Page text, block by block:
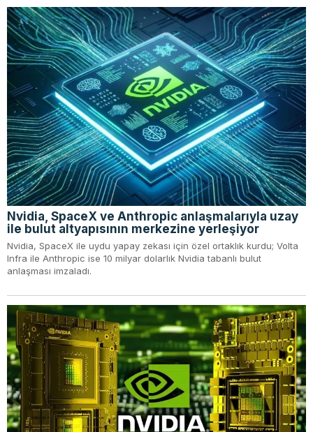
Nvidia, SpaceX ve Anthropic anlaşmalarıyla uzay
ile bulut altyapısının merkezine yerleşiyor
Nvidia, SpaceX ile uydu yapay zekası için özel ortaklık kurdu; Volta
Infra ile Anthropic ise 10 milyar dolarlık Nvidia tabanlı bulut
anlaşması imzaladı.